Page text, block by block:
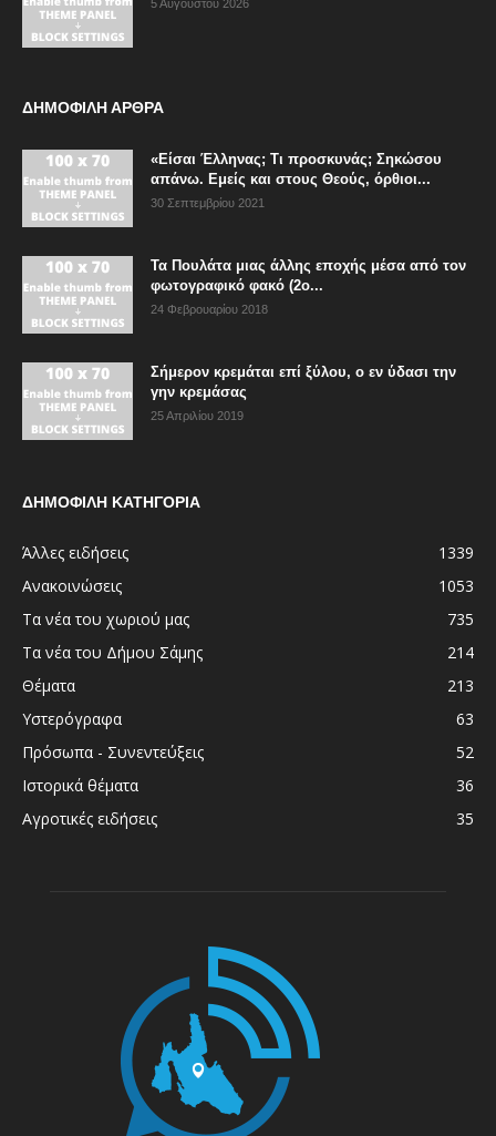
5 Αυγούστου 2026
ΔΗΜΟΦΙΛΗ ΑΡΘΡΑ
«Είσαι Έλληνας; Τι προσκυνάς; Σηκώσου
απάνω. Εμείς και στους Θεούς, όρθιοι...
30 Σεπτεμβρίου 2021
Τα Πουλάτα μιας άλλης εποχής μέσα από τον
φωτογραφικό φακό (2ο...
24 Φεβρουαρίου 2018
Σήμερον κρεμάται επί ξύλου, ο εν ύδασι την
γην κρεμάσας
25 Απριλίου 2019
ΔΗΜΟΦΙΛΗ ΚΑΤΗΓΟΡΙΑ
Άλλες ειδήσεις
1339
Ανακοινώσεις
1053
Τα νέα του χωριού μας
735
Τα νέα του Δήμου Σάμης
214
Θέματα
213
Υστερόγραφα
63
Πρόσωπα - Συνεντεύξεις
52
Ιστορικά θέματα
36
Αγροτικές ειδήσεις
35